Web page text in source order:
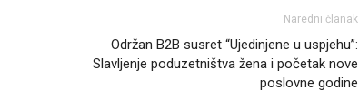
Naredni članak
Održan B2B susret “Ujedinjene u uspjehu”:
Slavljenje poduzetništva žena i početak nove
poslovne godine